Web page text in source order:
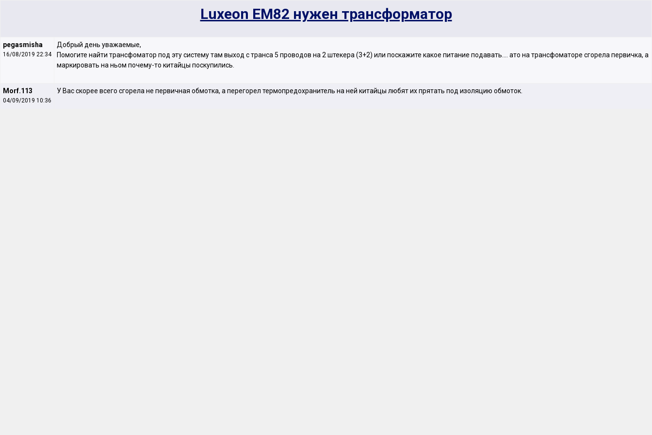
Luxeon EM82 нужен трансформатор
pegasmisha
16/08/2019 22:34
Добрый день уважаемые,
Помогите найти трансфоматор под эту систему там выход с транса 5 проводов на 2 штекера (3+2) или поскажите какое питание подавать.... ато на трансфоматоре сгорела первичка, а
маркировать на ньом почему-то китайцы поскупились.
Morf.113
04/09/2019 10:36
У Вас скорее всего сгорела не первичная обмотка, а перегорел термопредохранитель на ней китайцы любят их прятать под изоляцию обмоток.